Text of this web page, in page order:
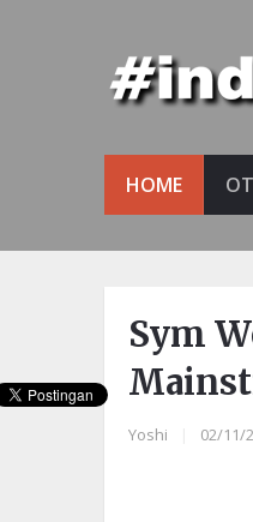
HOME
Sym
Yoshi 02/11/